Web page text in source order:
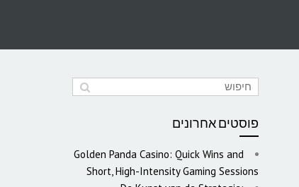
פוסטים אחרונים
Golden Panda Casino: Quick Wins and
Short, High-Intensity Gaming Sessions